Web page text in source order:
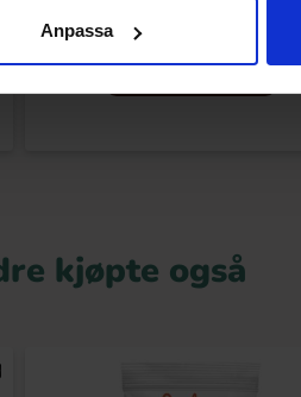
Anpassa
Kjøp
kjøpte også